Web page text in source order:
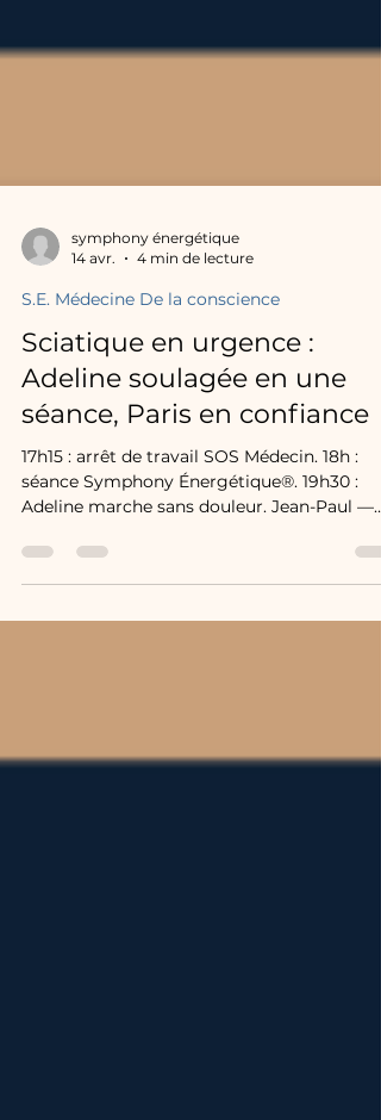
14 avr.
4 min de lecture
S.E. Médecine De la conscience
Sciatique en urgence :
Adeline soulagée en une
séance, Paris en confiance
17h15 : arrêt de travail SOS Médecin. 18h :
Adeline marche sans douleur. Jean-Paul —
venu pour accompagner — repart lui aussi